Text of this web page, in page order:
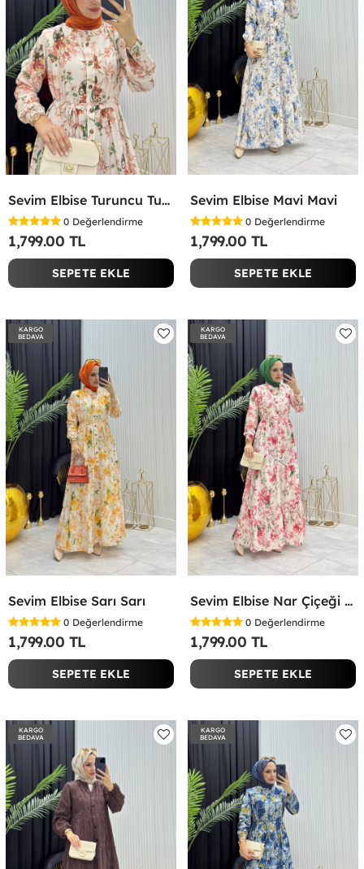
Sevim Elbise Turuncu Turuncu
0 Değerlendirme
1,799.00 TL
SEPETE EKLE
Sevim Elbise Mavi Mavi
0 Değerlendirme
1,799.00 TL
SEPETE EKLE
KARGO
BEDAVA
Sevim Elbise Sarı Sarı
0 Değerlendirme
1,799.00 TL
SEPETE EKLE
KARGO
BEDAVA
Sevim Elbise Nar Çiçeği Nar Çiçeği
0 Değerlendirme
1,799.00 TL
SEPETE EKLE
KARGO
BEDAVA
KARGO
BEDAVA